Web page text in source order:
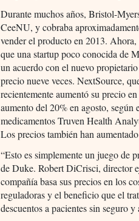
Durante muchos años, Bristol-
CeeNU, y cobraba
vender el producto en 2013.
que una startup poco conocida de
un acuerdo con el nuevo
precio nueve veces. NextSource,
recientemente aumentó su precio
aumento del 20% en agosto,
medicamentos Truven Health
Los precios también han
“Esto es simplemente un juego de
de Duke. Robert DiCrisci, director
compañía basa sus precios en los
reguladoras y el beneficio que el
descuentos a pacientes sin seguro